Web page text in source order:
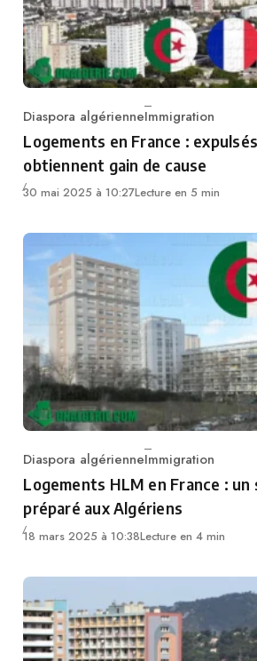
Category
Diaspora algérienneImmigration
Logements en France :
obtiennent gain de cause
30 mai 2025 à 10:27Lecture en 5 min
Category
Diaspora algérienneImmigration
Logements HLM en France : un
préparé aux Algériens
18 mars 2025 à 10:38Lecture en 4 min